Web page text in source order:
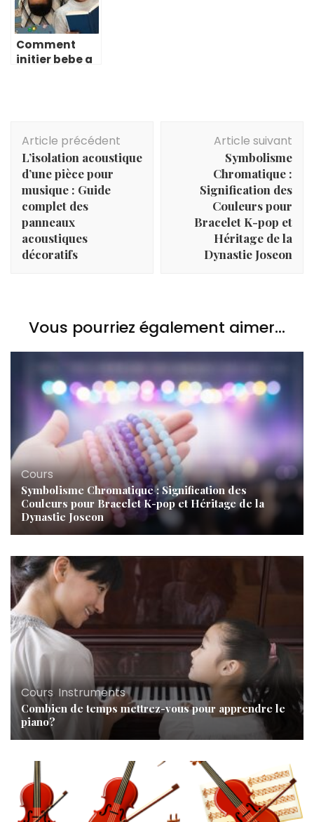
Comment
initier bebe a
Navigation
d'article
Article précédent
L’isolation acoustique
d’une pièce pour
musique : Guide
complet des
panneaux
acoustiques
décoratifs
Article suivant
Symbolisme
Chromatique :
Signification des
Couleurs pour
Bracelet K-pop et
Héritage de la
Dynastie Joseon
Vous pourriez également aimer...
Cours
Symbolisme Chromatique : Signification des
Couleurs pour Bracelet K-pop et Héritage de la
Dynastie Joseon
Cours, Instruments
Combien de temps mettrez-vous pour apprendre le
piano?